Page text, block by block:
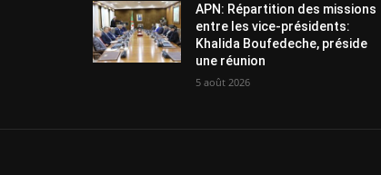
APN: Répartition des missions
entre les vice-présidents:
Khalida Boufedeche, préside
une réunion
5 août 2026